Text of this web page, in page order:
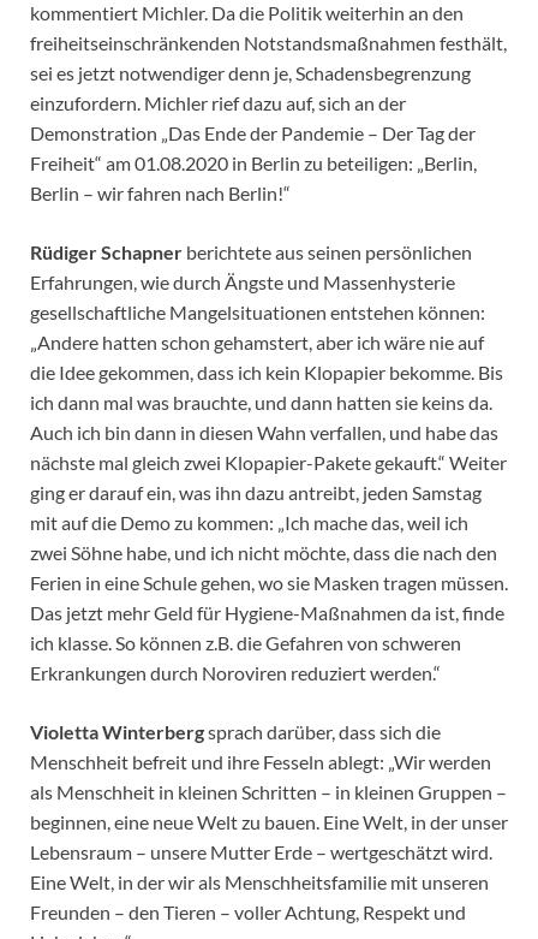
kommentiert Michler. Da die Politik weiterhin an den
freiheitseinschränkenden Notstandsmaßnahmen festhält,
sei es jetzt notwendiger denn je, Schadensbegrenzung
einzufordern. Michler rief dazu auf, sich an der
Demonstration „Das Ende der Pandemie – Der Tag der
Freiheit“ am 01.08.2020 in Berlin zu beteiligen: „Berlin,
Berlin – wir fahren nach Berlin!“
Rüdiger Schapner berichtete aus seinen persönlichen
Erfahrungen, wie durch Ängste und Massenhysterie
gesellschaftliche Mangelsituationen entstehen können:
„Andere hatten schon gehamstert, aber ich wäre nie auf
die Idee gekommen, dass ich kein Klopapier bekomme. Bis
ich dann mal was brauchte, und dann hatten sie keins da.
Auch ich bin dann in diesen Wahn verfallen, und habe das
nächste mal gleich zwei Klopapier-Pakete gekauft.“ Weiter
ging er darauf ein, was ihn dazu antreibt, jeden Samstag
mit auf die Demo zu kommen: „Ich mache das, weil ich
zwei Söhne habe, und ich nicht möchte, dass die nach den
Ferien in eine Schule gehen, wo sie Masken tragen müssen.
Das jetzt mehr Geld für Hygiene-Maßnahmen da ist, finde
ich klasse. So können z.B. die Gefahren von schweren
Erkrankungen durch Noroviren reduziert werden.“
Violetta Winterbergsprach darüber, dass sich die
Menschheit befreit und ihre Fesseln ablegt: „Wir werden
als Menschheit in kleinen Schritten – in kleinen Gruppen –
beginnen, eine neue Welt zu bauen. Eine Welt, in der unser
Lebensraum – unsere Mutter Erde – wertgeschätzt wird.
Eine Welt, in der wir als Menschheitsfamilie mit unseren
Freunden – den Tieren – voller Achtung, Respekt und